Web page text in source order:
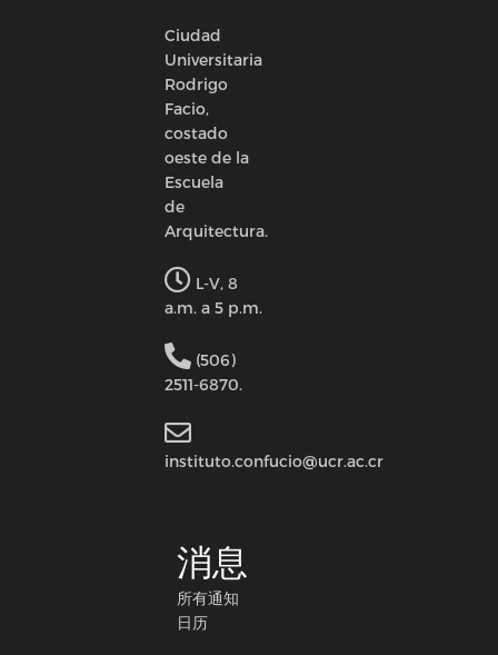
Ciudad
Universitaria
Rodrigo
Facio,
costado
oeste de la
Escuela
de
Arquitectura.
L-V, 8
a.m. a 5 p.m.
(506)
2511-6870.
instituto.confucio@ucr.ac.cr
消息
所有通知
日历